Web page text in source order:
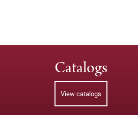
Catalogs
View catalogs